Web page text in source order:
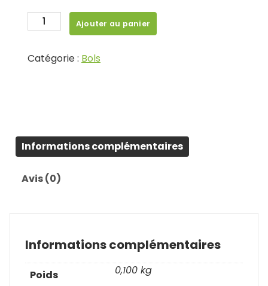
quantité
de
cœur
Ajouter au panier
Catégorie : Bols
Informations complémentaires
Avis (0)
Informations complémentaires
Poids 0,100 kg